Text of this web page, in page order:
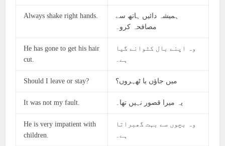
Always shake right hands.
ہمیشہ دائیں ہاتھ سے
مصافحہ کرو۔
He has gone to get his hair
cut.
وہ اپنے بال کٹوانے گیا
ہے۔
Should I leave or stay? میں جاؤں یا ٹھہروں؟
It was not my fault. یہ میرا قصور نہیں تھا۔
He is very impatient with
children.
وہ بچوں سے بہت گھبراتا
ہے۔